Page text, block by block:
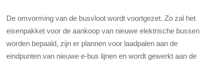
De omvorming van de busvloot wordt voortgezet. Zo zal het
eisenpakket voor de aankoop van nieuwe elektrische bussen
worden bepaald, zijn er plannen voor laadpalen aan de
eindpunten van nieuwe e-bus lijnen en wordt gewerkt aan de